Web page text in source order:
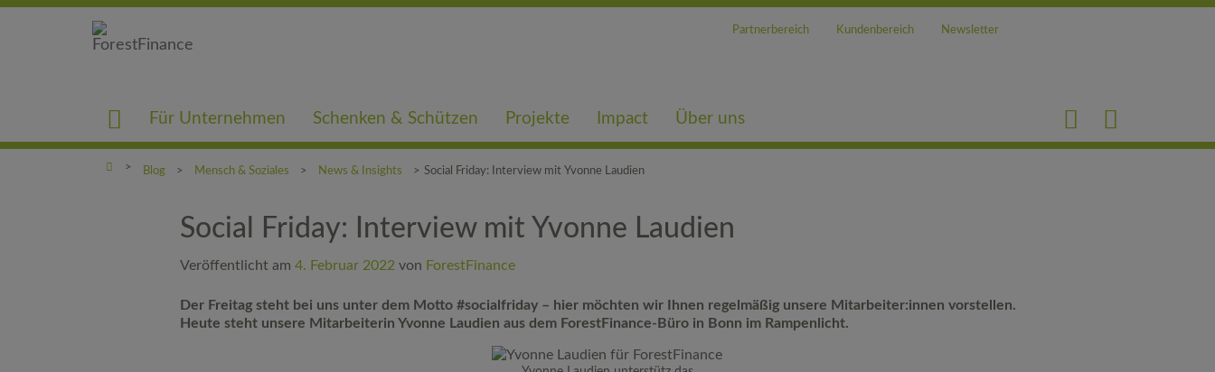
Für Unternehmen Schenken & Schützen Projekte Impact Über uns
Partnerbereich Kundenbereich Newsletter
Blog Mensch & Soziales News & Insights Social Friday: Interview mit Yvonne Laudien
Social Friday: Interview mit Yvonne Laudien
Veröffentlicht am4. Februar 2022 von ForestFinance
Der Freitag steht bei uns unter dem Motto #socialfriday – hier möchten wir Ihnen regelmäßig unsere Mitarbeiter:innen vorstellen.
Heute steht unsere Mitarbeiterin Yvonne Laudien aus dem ForestFinance-Büro in Bonn im Rampenlicht.